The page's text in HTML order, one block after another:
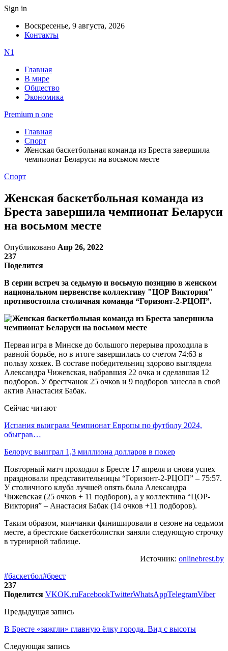
Sign in
Воскресенье, 9 августа, 2026
Контакты
N1
Главная
В мире
Общество
Экономика
Premium n one
Главная
Спорт
Женская баскетбольная команда из Бреста завершила
чемпионат Беларуси на восьмом месте
Спорт
Женская баскетбольная команда из
Бреста завершила чемпионат Беларуси
на восьмом месте
Опубликовано Апр 26, 2022
237
Поделится
В серии встреч за седьмую и восьмую позицию в женском
национальном первенстве коллективу "ЦОР Виктория"
противостояла столичная команда “Горизонт-2-РЦОП”.
Первая игра в Минске до большого перерыва проходила в
равной борьбе, но в итоге завершилась со счетом 74:63 в
пользу хозяек. В составе победительниц здорово выглядела
Александра Чижевская, набравшая 22 очка и сделавшая 12
подборов. У брестчанок 25 очков и 9 подборов занесла в свой
актив Анастасия Бабак.
Сейчас читают
Испания выиграла Чемпионат Европы по футболу 2024,
обыграв…
Белорус выиграл 1,3 миллиона долларов в покер
Повторный матч проходил в Бресте 17 апреля и снова успех
праздновали представительницы “Горизонт-2-РЦОП” – 75:57.
У столичного клуба лучшей опять была Александра
Чижевская (25 очков + 11 подборов), а у коллектива “ЦОР-
Виктория” – Анастасия Бабак (14 очков +11 подборов).
Таким образом, минчанки финишировали в сезоне на седьмом
месте, а брестские баскетболистки заняли следующую строчку
в турнирной таблице.
Источник: onlinebrest.by
#баскетбол#брест
237
Поделится VKOK.ruFacebookTwitterWhatsAppTelegramViber
Предыдущая запись
В Бресте «зажгли» главную ёлку города. Вид с высоты
Следующая запись